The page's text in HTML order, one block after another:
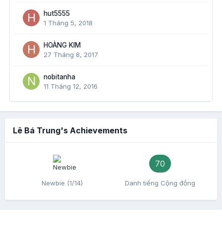
hut5555
1 Tháng 5, 2018
HOÀNG KIM
27 Tháng 8, 2017
nobitanha
11 Tháng 12, 2016
Lê Bá Trung's Achievements
Newbie (1/14)
70
Danh tiếng Cộng đồng